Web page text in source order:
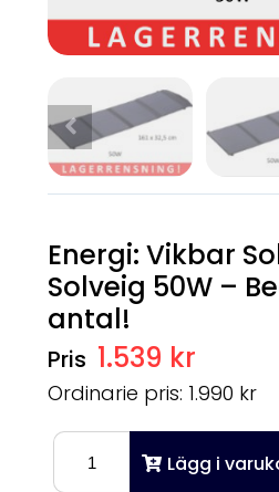
Energi: Vikbar
Solveig 50W –
antal!
1.539 kr
Ordinarie pris: 1.990 kr
Lägg i